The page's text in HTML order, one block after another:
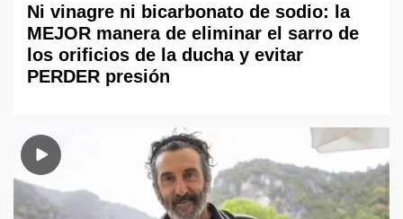
Ni vinagre ni bicarbonato de sodio: la
MEJOR manera de eliminar el sarro de
los orificios de la ducha y evitar
PERDER presión